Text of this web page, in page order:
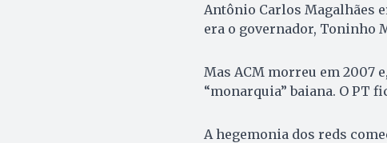
Antônio Carlos Magalhães
era o governador, Toninho
Mas ACM morreu em 2007
“monarquia” baiana. O PT
A hegemonia dos reds